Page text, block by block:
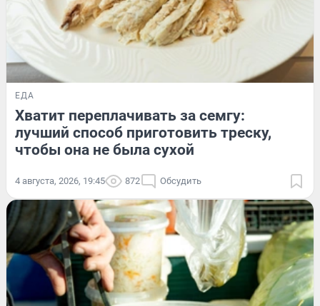
ЕДА
Хватит переплачивать за семгу:
лучший способ приготовить треску,
чтобы она не была сухой
4 августа, 2026, 19:45 872 Обсудить